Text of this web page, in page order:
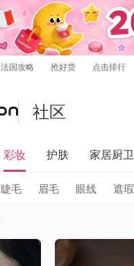
法国攻略 抢好货 点击排行
社区
彩妆 护肤 家居厨卫
睫毛 眉毛 眼线 遮瑕